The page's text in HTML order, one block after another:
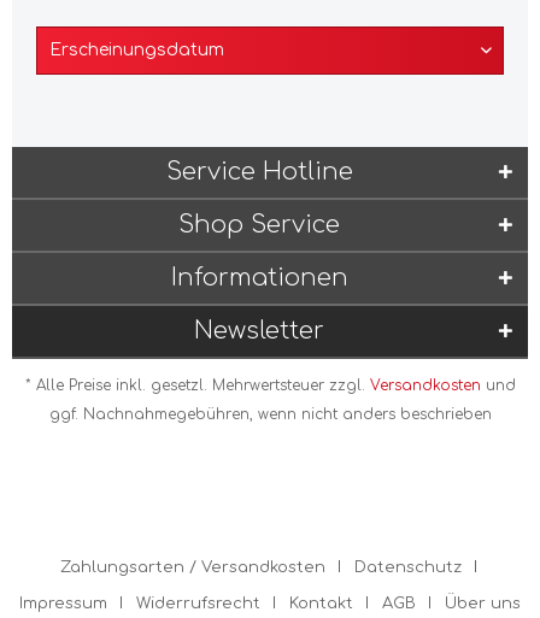
Service Hotline
Shop Service
Informationen
Newsletter
* Alle Preise inkl. gesetzl. Mehrwertsteuer zzgl. Versandkosten und
ggf. Nachnahmegebühren, wenn nicht anders beschrieben
Zahlungsarten / Versandkosten Datenschutz
Impressum Widerrufsrecht Kontakt AGB Über uns